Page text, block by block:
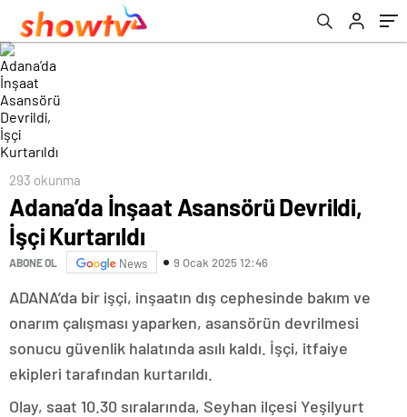
293 okunma
Adana’da İnşaat Asansörü Devrildi,
İşçi Kurtarıldı
ABONE OL News 9 Ocak 2025 12:46
ADANA’da bir işçi, inşaatın dış cephesinde bakım ve
onarım çalışması yaparken, asansörün devrilmesi
sonucu güvenlik halatında asılı kaldı. İşçi, itfaiye
ekipleri tarafından kurtarıldı.
Olay, saat 10.30 sıralarında, Seyhan ilçesi Yeşilyurt